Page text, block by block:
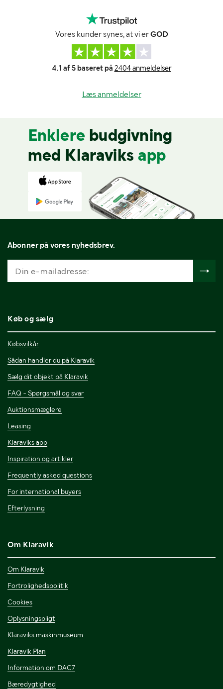
Vores kunder synes, at vi erGOD
4.1 af 5 baseret på 2404 anmeldelser
Læs anmeldelser
Enklere budgivning
med Klaraviks app
Abonner på vores nyhedsbrev.
Køb og sælg
Købsvilkår
Sådan handler du på Klaravik
Sælg dit objekt på Klaravik
FAQ - Spørgsmål og svar
Auktionsmæglere
Leasing
Klaraviks app
Inspiration og artikler
Frequently asked questions
For international buyers
Efterlysning
Om Klaravik
Om Klaravik
Fortrolighedspolitik
Cookies
Oplysningspligt
Klaraviks maskinmuseum
Klaravik Plan
Information om DAC7
Bæredygtighed